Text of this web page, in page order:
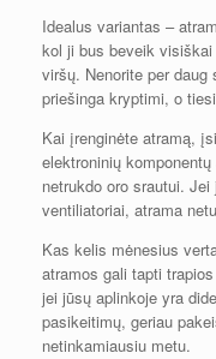
Idealus variantas –
kol ji bus beveik
viršų. Nenorite per
priešinga kryptimi, o
Kai įrenginėte atramą,
elektroninių
netrukdo oro srautui.
ventiliatoriai, atrama
Kas kelis mėnesius
atramos gali tapti
jei jūsų aplinkoje yra
pasikeitimų, geriau
netinkamiausiu metu.